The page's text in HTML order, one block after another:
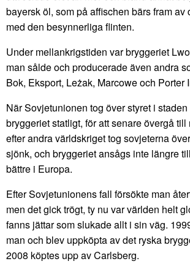
bayersk öl, som på affischen bärs fram av
med den besynnerliga flinten.
Under mellankrigstiden var bryggeriet
man sålde och producerade även andra
Bok, Eksport, Leżak, Marcowe och Porter
När Sovjetunionen tog över styret i
bryggeriet statligt, för att senare övergå till
efter andra världskriget tog sovjeterna
sjönk, och bryggeriet ansågs inte längre
bättre i Europa.
Efter Sovjetunionens fall försökte man
men det gick trögt, ty nu var världen helt
fanns jättar som slukade allt i sin väg.
man och blev uppköpta av det ryska
2008 köptes upp av Carlsberg.